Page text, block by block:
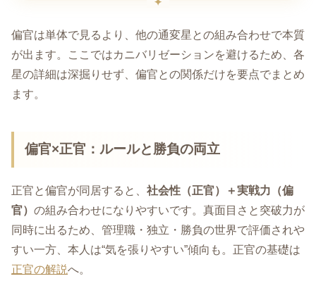
偏官は単体で見るより、他の通変星との組み合わせで本質
が出ます。ここではカニバリゼーションを避けるため、各
星の詳細は深掘りせず、偏官との関係だけを要点でまとめ
ます。
偏官×正官：ルールと勝負の両立
正官と偏官が同居すると、 社会性（正官）＋実戦力（偏
官） の組み合わせになりやすいです。真面目さと突破力が
同時に出るため、管理職・独立・勝負の世界で評価されや
すい一方、本人は“気を張りやすい”傾向も。正官の基礎は
正官の解説へ。